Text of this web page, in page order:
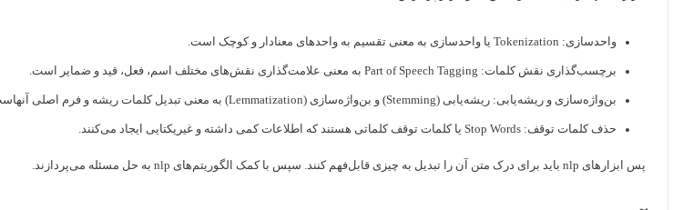
واحدسازی: Tokenization یا واحدسازی به معنی تقسیم به واحدهای معنادار و کوچک است.
برچسب‌گذاری نقش کلمات: Part of Speech Tagging به معنی علامت‌گذاری نقش‌های مختلف اسم، فعل، قید و ضمایر است.
بن‌واژه‌سازی و ریشه‌یابی: ریشه‌یابی (Stemming) و بن‌واژه‌سازی (Lemmatization) به‌ معنی تبدیل کلمات ریشه و فرم اصلی آنهاست. این فرآیند استانداردسازی نام دارد.
حذف کلمات توقف: Stop Words یا کلمات توقف کلماتی هستند که اطلاعات کمی داشته و غیریکتایی ایجاد می‌کنند.
پس ابزارهای nlp باید برای درک متن آن را تبدیل به چیزی قابل‌فهم کنند. سپس با کمک الگوریتم‌های nlp به حل مسئله می‌پردازند.